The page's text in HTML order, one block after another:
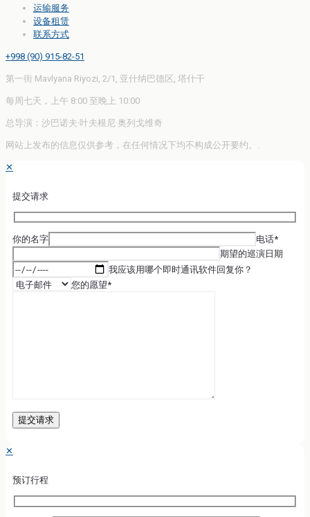
运输服务
设备租赁
联系方式
+998 (90) 915-82-51
第一街 Mavlyana Riyozi, 2/1, 亚什纳巴德区, 塔什干
每周七天，上午 8:00 至晚上 10:00
总导演：沙巴诺夫·叶夫根尼·奥列戈维奇
网站上发布的信息仅供参考，在任何情况下均不构成公开要约。.
✕
提交请求
你的名字
电话*
期望的巡演日期
我应该用哪个即时通讯软件回复你？
您的愿望*
✕
预订行程